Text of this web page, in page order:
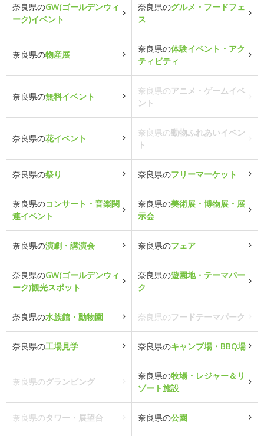
奈良県のGW(ゴールデンウィ
ーク)イベント
奈良県のグルメ・フードフェ
ス
奈良県の物産展
奈良県の体験イベント・アク
ティビティ
奈良県の無料イベント
奈良県のアニメ・ゲームイベ
ント
奈良県の花イベント
奈良県の動物ふれあいイベン
ト
奈良県の祭り 奈良県のフリーマーケット
奈良県のコンサート・音楽関
連イベント
奈良県の美術展・博物展・展
示会
奈良県の演劇・講演会 奈良県のフェア
奈良県のGW(ゴールデンウィ
ーク)観光スポット
奈良県の遊園地・テーマパー
ク
奈良県の水族館・動物園 奈良県のフードテーマパーク
奈良県の工場見学 奈良県のキャンプ場・BBQ場
奈良県のグランピング
奈良県の牧場・レジャー＆リ
ゾート施設
奈良県のタワー・展望台 奈良県の公園